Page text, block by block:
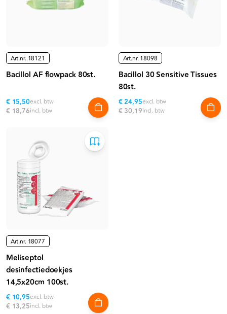
Art.nr. 18121
Bacillol AF flowpack 80st.
€ 15,50excl. btw
€ 18,76incl. btw
Art.nr.18098
Bacillol 30 Sensitive Tissues
80st.
€ 24,95excl. btw
€ 30,19incl. btw
Art.nr. 18077
Meliseptol
desinfectiedoekjes
14,5x20cm 100st.
€ 10,95excl. btw
€ 13,25incl. btw